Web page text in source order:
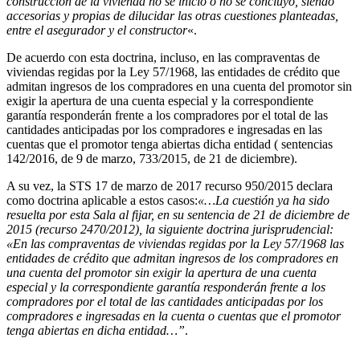
accesorias y propias de dilucidar las otras cuestiones planteadas,
entre el asegurador y el constructor«.
De acuerdo con esta doctrina, incluso, en las compraventas de
viviendas regidas por la Ley 57/1968, las entidades de crédito que
admitan ingresos de los compradores en una cuenta del promotor sin
exigir la apertura de una cuenta especial y la correspondiente
garantía responderán frente a los compradores por el total de las
cantidades anticipadas por los compradores e ingresadas en las
cuentas que el promotor tenga abiertas dicha entidad ( sentencias
142/2016, de 9 de marzo, 733/2015, de 21 de diciembre).
A su vez, la STS 17 de marzo de 2017 recurso 950/2015 declara
como doctrina aplicable a estos casos:«…La cuestión ya ha sido
resuelta por esta Sala al fijar, en su sentencia de 21 de diciembre de
2015 (recurso 2470/2012), la siguiente doctrina jurisprudencial:
«En las compraventas de viviendas regidas por la Ley 57/1968 las
entidades de crédito que admitan ingresos de los compradores en
una cuenta del promotor sin exigir la apertura de una cuenta
especial y la correspondiente garantía responderán frente a los
compradores por el total de las cantidades anticipadas por los
compradores e ingresadas en la cuenta o cuentas que el promotor
tenga abiertas en dicha entidad…”.